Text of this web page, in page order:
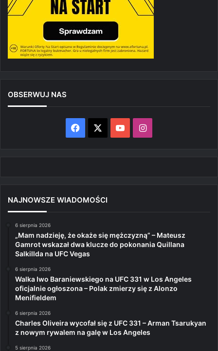
OBSERWUJ NAS
Facebook YouTubeInstagram
NAJNOWSZE WIADOMOŚCI
6 sierpnia 2026
„Mam nadzieję, że okaże się mężczyzną” – Mateusz
Gamrot wskazał dwa klucze do pokonania Quillana
Salkillda na UFC Vegas
6 sierpnia 2026
Walka Iwo Baraniewskiego na UFC 331 w Los Angeles
oficjalnie ogłoszona – Polak zmierzy się z Alonzo
Menifieldem
6 sierpnia 2026
Charles Oliveira wycofał się z UFC 331 – Arman Tsarukyan
z nowym rywalem na galę w Los Angeles
5 sierpnia 2026